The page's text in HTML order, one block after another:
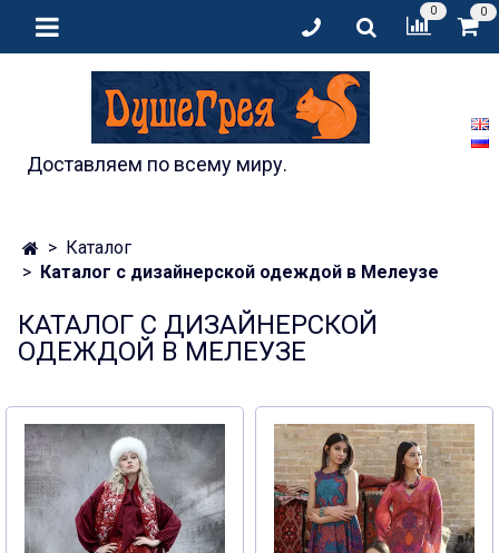
0 0
Доставляем по всему миру.
Каталог
Каталог с дизайнерской одеждой в Мелеузе
КАТАЛОГ С ДИЗАЙНЕРСКОЙ
ОДЕЖДОЙ В МЕЛЕУЗЕ